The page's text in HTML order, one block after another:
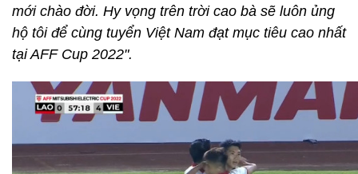
mới chào đời. Hy vọng trên trời cao bà sẽ luôn ủng
hộ tôi để cùng tuyển Việt Nam đạt mục tiêu cao nhất
tại AFF Cup 2022".